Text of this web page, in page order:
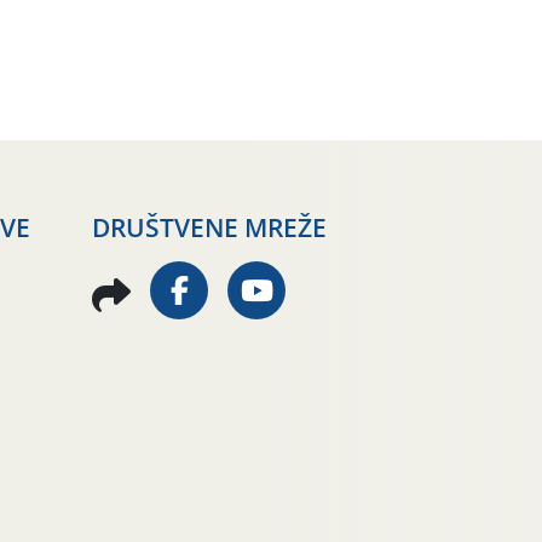
DRUŠTVENE MREŽE